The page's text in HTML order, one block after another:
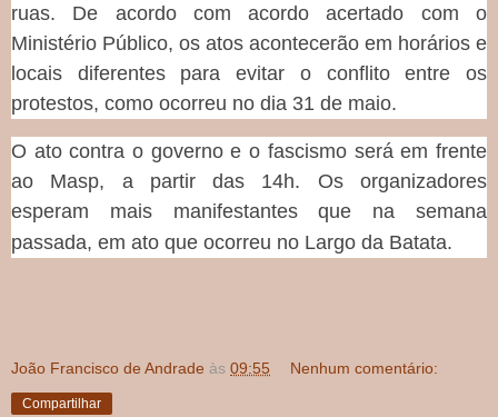
ruas. De acordo com acordo acertado com o
Ministério Público, os atos acontecerão em horários e
locais diferentes para evitar o conflito entre os
protestos, como ocorreu no dia 31 de maio.
O ato contra o governo e o fascismo será em frente
ao Masp, a partir das 14h. Os organizadores
esperam mais manifestantes que na semana
passada, em ato que ocorreu no Largo da Batata.
João Francisco de Andrade às 09:55 Nenhum comentário:
Compartilhar